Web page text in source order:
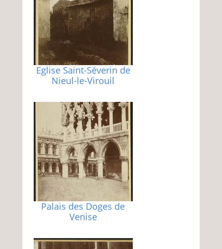
Eglise Saint-Séverin de
Nieul-le-Virouil
Palais des Doges de
Venise